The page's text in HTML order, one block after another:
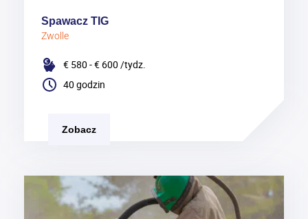
Spawacz TIG
Zwolle
€ 580 - € 600 /tydz.
40 godzin
Zobacz